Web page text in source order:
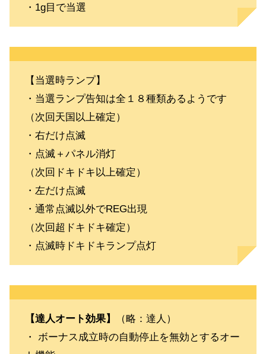
・1g目で当選
【当選時ランプ】
・当選ランプ告知は全１８種類あるようです
（次回天国以上確定）
・右だけ点滅
・点滅＋パネル消灯
（次回ドキドキ以上確定）
・左だけ点滅
・通常点滅以外でREG出現
（次回超ドキドキ確定）
・点滅時ドキドキランプ点灯
【達人オート効果】
（略：達人）
・ ボーナス成立時の自動停止を無効とするオー